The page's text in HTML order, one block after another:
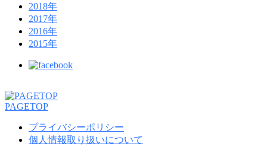
2018年
2017年
2016年
2015年
PAGETOP
プライバシーポリシー
個人情報取り扱いについて